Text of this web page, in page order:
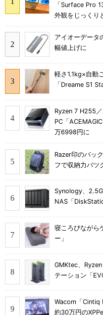
「Surface Pro
外観をじっくり
アイオーデータ
幅値上げに
軽さ1.1kg×自動
「Dreame S1
Ryzen 7 H255
PC「
万6998円に
Razer印のバッ
フで収納力バ
Synology、
NAS「
寝ころびながら
ー」
GMKtec、
テーション「
Wacom「
約30万円の